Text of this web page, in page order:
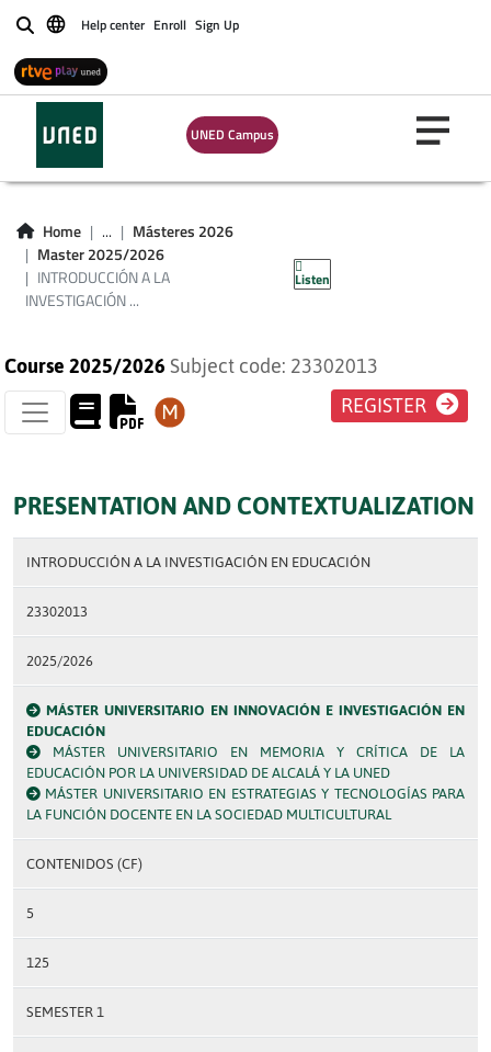
BuscarHelp center Enroll Sign Up
UNED Campus
Home ...
Másteres 2026
Master 2025/2026
INTRODUCCIÓN A LA
INVESTIGACIÓN ...
Listen
INTRODUCCIÓN A
LA INVESTIGACIÓN
EN EDUCACIÓN
Course 2025/2026 Subject code: 23302013
REGISTER
PRESENTATION AND CONTEXTUALIZATION
INTRODUCCIÓN A LA INVESTIGACIÓN EN EDUCACIÓN
23302013
2025/2026
MÁSTER UNIVERSITARIO EN INNOVACIÓN E INVESTIGACIÓN EN
EDUCACIÓN
MÁSTER UNIVERSITARIO EN MEMORIA Y CRÍTICA DE LA
EDUCACIÓN POR LA UNIVERSIDAD DE ALCALÁ Y LA UNED
MÁSTER UNIVERSITARIO EN ESTRATEGIAS Y TECNOLOGÍAS PARA
LA FUNCIÓN DOCENTE EN LA SOCIEDAD MULTICULTURAL
CONTENIDOS (CF)
5
125
SEMESTER 1